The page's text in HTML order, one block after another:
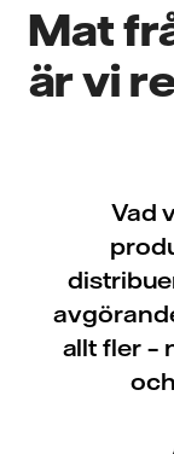
Mat
är vi
Vad
allt fler –